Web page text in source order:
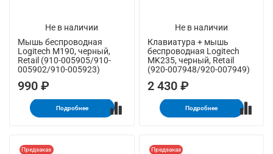
Не в наличии
Мышь беспроводная
Logitech M190, черный,
Retail (910-005905/910-
005902/910-005923)
990 ₽
Подробнее
Не в наличии
Клавиатура + мышь
беспроводная Logitech
MK235, черный, Retail
(920-007948/920-007949)
2 430 ₽
Подробнее
Предзаказ Предзаказ